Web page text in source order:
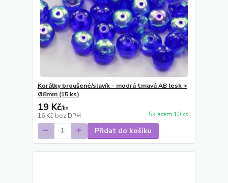
Korálky broušené/slavík - modrá tmavá AB lesk >
Ø8mm (15 ks)
19 Kč/ks
16 Kč bez DPH Skladem 10 ks
Přidat do košíku